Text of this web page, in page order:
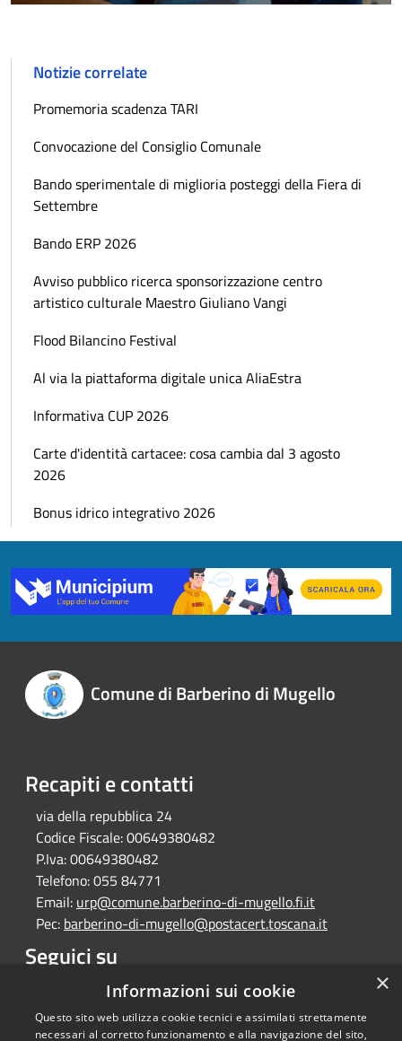
Notizie correlate
Promemoria scadenza TARI
Convocazione del Consiglio Comunale
Bando sperimentale di miglioria posteggi della Fiera di
Settembre
Bando ERP 2026
Avviso pubblico ricerca sponsorizzazione centro
artistico culturale Maestro Giuliano Vangi
Flood Bilancino Festival
Al via la piattaforma digitale unica AliaEstra
Informativa CUP 2026
Carte d'identità cartacee: cosa cambia dal 3 agosto
2026
Bonus idrico integrativo 2026
Comune di Barberino di Mugello
Recapiti e contatti
via della repubblica 24
Codice Fiscale:00649380482
P.Iva:00649380482
Telefono:055 84771
Email: urp@comune.barberino-di-mugello.fi.it
Pec: barberino-di-mugello@postacert.toscana.it
Seguici su
FacebookInstagramWhatsapp ×
Informazioni sui cookie
Questo sito web utilizza cookie tecnici e assimilati strettamente
necessari al corretto funzionamento e alla navigazione del sito,